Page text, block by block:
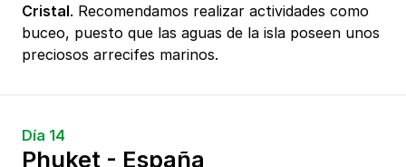
Cristal. Recomendamos realizar actividades como
buceo, puesto que las aguas de la isla poseen unos
preciosos arrecifes marinos.
Día 14
Phuket - España